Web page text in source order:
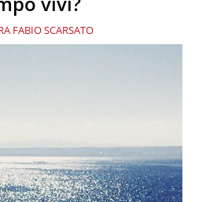
FABIO SCARSATO